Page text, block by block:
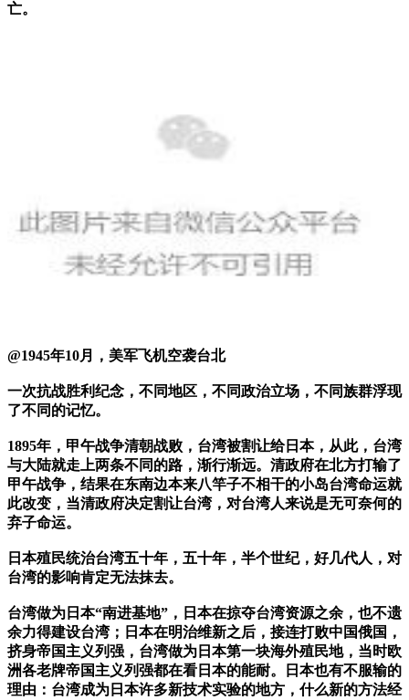
亡。
@1945年10月，美军飞机空袭台北
一次抗战胜利纪念，不同地区，不同政治立场，不同族群浮现
了不同的记忆。
1895年，甲午战争清朝战败，台湾被割让给日本，从此，台湾
与大陆就走上两条不同的路，渐行渐远。清政府在北方打输了
甲午战争，结果在东南边本来八竿子不相干的小岛台湾命运就
此改变，当清政府决定割让台湾，对台湾人来说是无可奈何的
弃子命运。
日本殖民统治台湾五十年，五十年，半个世纪，好几代人，对
台湾的影响肯定无法抹去。
台湾做为日本“南进基地”，日本在掠夺台湾资源之余，也不遗
余力得建设台湾；日本在明治维新之后，接连打败中国俄国，
挤身帝国主义列强，台湾做为日本第一块海外殖民地，当时欧
洲各老牌帝国主义列强都在看日本的能耐。日本也有不服输的
理由：台湾成为日本许多新技术实验的地方，什么新的方法经